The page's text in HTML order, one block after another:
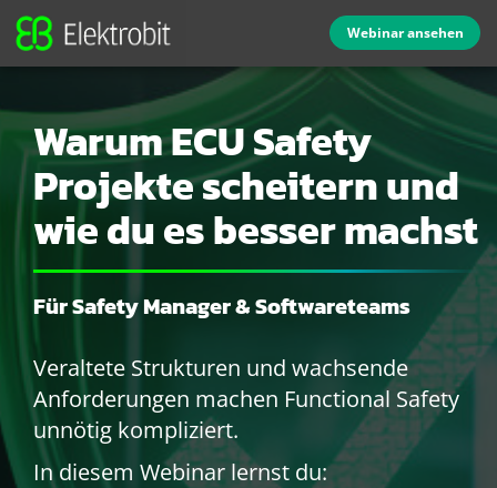
Webinar ansehen
Warum ECU Safety
Projekte scheitern und
wie du es besser machst
Für Safety Manager & Softwareteams
Veraltete Strukturen und wachsende
Anforderungen machen Functional Safety
unnötig kompliziert.
In diesem Webinar lernst du: